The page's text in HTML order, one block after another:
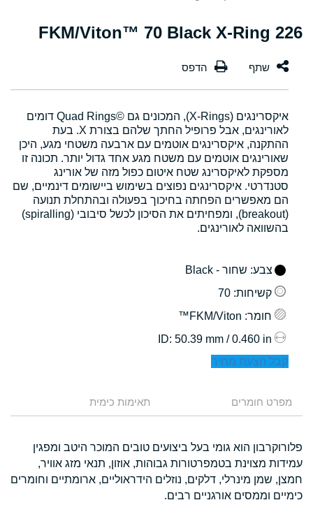
226 FKM/Viton™ 70 Black X-Ring
איקסרינגים (X-Rings), המכונים גם Quad Rings©‎ דומים
לאורינגים, אבל פרופיל החתך שלהם בצורת X. בעת
ההתקנה, איקסרינגים אוטמים עם ארבעה משטחי מגע, היכן
שאורינגים אוטמים עם משטח מגע אחד גדול יותר. תכונה זו
מספקת לאיקסרינג שטח איטום כפול מזה של אורינג
סטנדרטי. איקסרינגים נפוצים בשימוש ביישומים דינמיים, שם
הם מאפשרים הפחתה בחיכוך בפעולה ובהתחלת תנועה
(breakout), ומפחיתים את הסיכון לכשל סיבובי (spiralling)
בהשוואה לאורינגים.
צבע: שחור - Black
קשיחות: 70
חומר: FKM/Viton™
: 50.39 mm / 0.460 in
קבל הצעת מחיר
מפרט חומרים תאימות כימית
פלורוקרבון הוא גומי בעל ביצועים טובים המוכר היטב ומפגין
עמידות מצוינת בטמפרטורות גבוהות, אוזון, תנאי מזג אוויר,
חמצן, שמן מינרלי, דלקים, נוזלים הידראוליים, ארומתיים וחומרים
כימיים וממסים אורגניים רבים.